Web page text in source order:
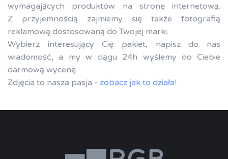
wymagających produktów na stronę internetową.
Z przyjemnością zajmiemy się także fotografią
reklamową dostosowaną do Twojej marki.
Wybierz interesujący Cię pakiet, napisz do nas
wiadomość, a my w ciągu 24h wyślemy do Ciebie
darmową wycenę.
Zdjęcia to nasza pasja - zobacz jak to działa!